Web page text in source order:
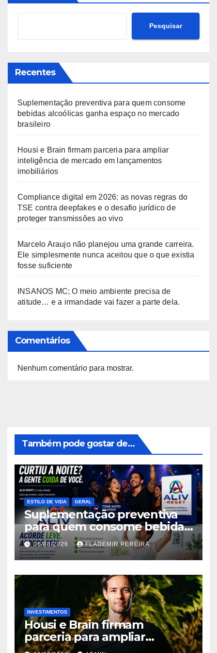
Pesquisar
Recentes
Suplementação preventiva para quem consome
bebidas alcoólicas ganha espaço no mercado
brasileiro
Housi e Brain firmam parceria para ampliar
inteligência de mercado em lançamentos
imobiliários
Compliance digital em 2026: as novas regras do
TSE contra deepfakes e o desafio jurídico de
proteger transmissões ao vivo
Marcelo Araujo não planejou uma grande carreira.
Ele simplesmente nunca aceitou que o que existia
fosse suficiente
INSANOS MC; O meio ambiente precisa de
atitude… e a irmandade vai fazer a parte dela.
Comentários
Nenhum comentário para mostrar.
Também pode gostar de...
ESTILO DE VIDA GERAL
Suplementação preventiva
para quem consome bebidas
alcoólicas ganha espaço no
mercado brasileiro
06/08/2026 FLADEMIR PEREIRA
INVESTIMENTOS
Housi e Brain firmam
parceria para ampliar
inteligência de mercado em